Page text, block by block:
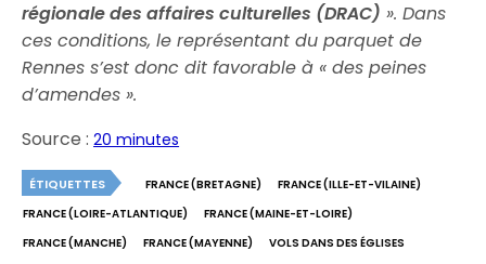
régionale des affaires culturelles (DRAC) ». Dans
ces conditions, le représentant du parquet de
Rennes s’est donc dit favorable à « des peines
d’amendes ».
Source :20 minutes
ÉTIQUETTES FRANCE (BRETAGNE)
FRANCE (ILLE-ET-VILAINE)
FRANCE (LOIRE-ATLANTIQUE)
FRANCE (MAINE-ET-LOIRE)
FRANCE (MANCHE)
FRANCE (MAYENNE) VOLS DANS DES ÉGLISES